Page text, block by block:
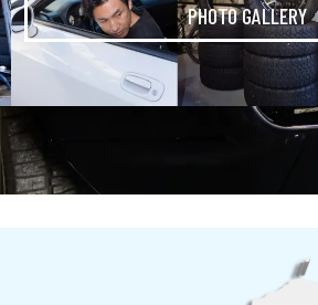
PHOTO GALLERY